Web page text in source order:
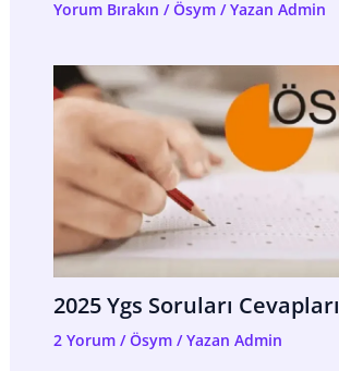
Yorum Bırakın /Ösym/ Yazan Admin
2025 Ygs Soruları Cevapları
2 Yorum /Ösym/ Yazan Admin